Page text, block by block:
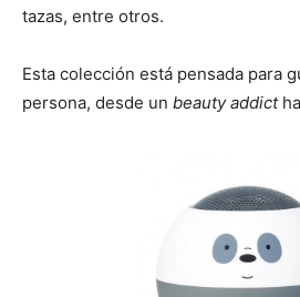
tazas, entre otros.
Esta colección está pensada para
persona, desde un beauty addict